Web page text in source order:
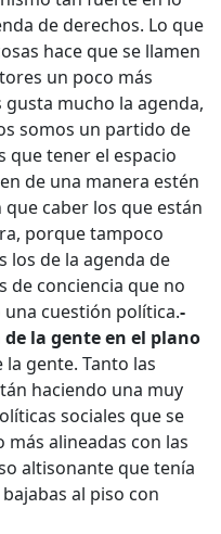
de derechos. Lo que
hace que se llamen
un poco más
mucho la agenda,
somos un partido de
que tener el espacio
de una manera estén
caber los que están
porque tampoco
los de la agenda de
de conciencia que no
cuestión política.-
de la gente en el plano
la gente. Tanto las
haciendo una muy
sociales que se
alineadas con las
altisonante que tenía
al piso con